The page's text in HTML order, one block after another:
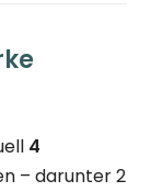
4
– darunter 2